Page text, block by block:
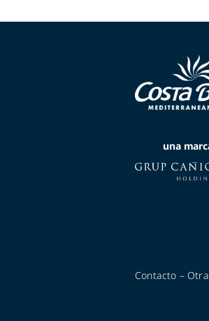
una
Contacto –